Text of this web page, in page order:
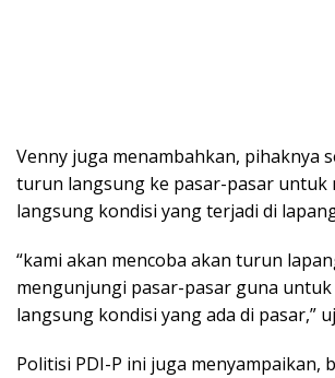
Venny juga menambahkan, pihaknya
turun langsung ke pasar-pasar untuk
langsung kondisi yang terjadi di
“kami akan mencoba akan turun
mengunjungi pasar-pasar guna
langsung kondisi yang ada di pasar,”
Politisi PDI-P ini juga menyampaikan,